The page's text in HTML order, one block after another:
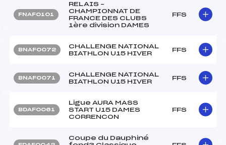
FNAF0101
RELAIS –
CHAMPIONNAT DE
FRANCE DES CLUBS
1ère division DAMES
FFS
BNAF0072
CHALLENGE NATIONAL
BIATHLON U15 HIVER
FFS
BNAF0071
CHALLENGE NATIONAL
BIATHLON U15 HIVER
FFS
BDAF0061
Ligue AURA MASS
START U15 DAMES
CORRENCON
FFS
Coupe du Dauphiné